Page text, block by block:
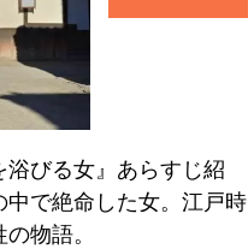
浴びる女』あらすじ紹
で絶命した女。江戸時
物語。